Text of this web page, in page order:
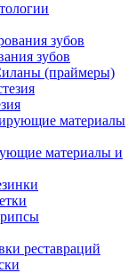
зубов
(праймеры)
материалы и
реставраций